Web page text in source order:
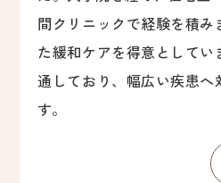
間クリニックで経験を積み
た緩和ケアを得意として
通しており、幅広い疾患へ
す。